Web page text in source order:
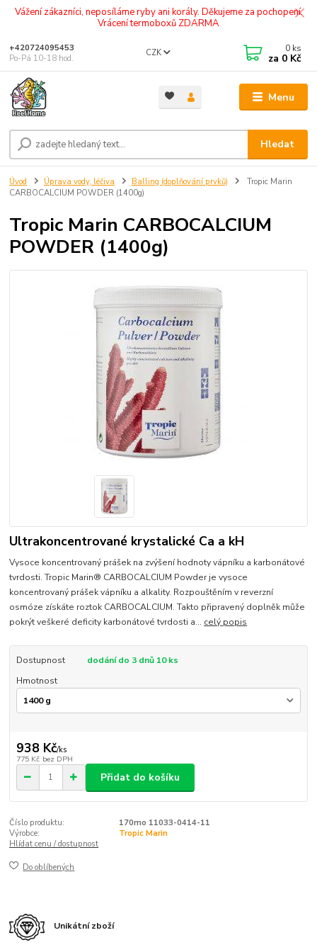
Vážení zákazníci, neposíláme ryby ani korály. Děkujeme za pochopení.
Vrácení termoboxů ZDARMA
Menu
CZK
Hledat
+420724095453
Po-Pá 10-18 hod.
0 ks
za 0 Kč
Úvod Úprava vody, léčiva Balling (doplňování prvků)
Tropic Marin
CARBOCALCIUM POWDER (1400g)
Tropic Marin CARBOCALCIUM
POWDER (1400g)
Ultrakoncentrované krystalické Ca a kH
Vysoce koncentrovaný prášek na zvýšení hodnoty vápníku a karbonátové
tvrdosti. Tropic Marin® CARBOCALCIUM Powder je vysoce
koncentrovaný prášek vápníku a alkality. Rozpouštěním v reverzní
osmóze získáte roztok CARBOCALCIUM. Takto připravený doplněk může
pokrýt veškeré deficity karbonátové tvrdosti a... celý popis
Dostupnost
dodání do 3 dnů 10 ks
Hmotnost
938 Kč/ks
775 Kč bez DPH
Přidat do košíku
Číslo produktu:
170mo 11033-0414-11
Výrobce:
Tropic Marin
Hlídat cenu / dostupnost
Do oblíbených
Unikátní zboží